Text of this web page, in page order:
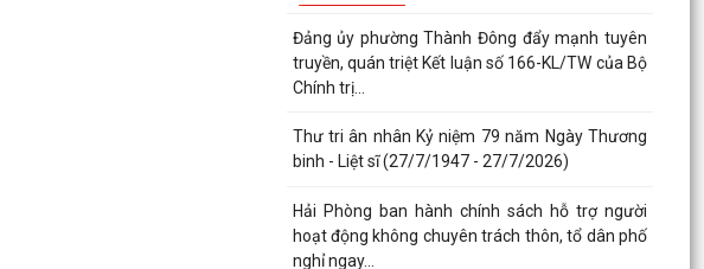
Đảng ủy phường Thành Đông đẩy mạnh tuyên
truyền, quán triệt Kết luận số 166-KL/TW của Bộ
Chính trị...
Thư tri ân nhân Kỷ niệm 79 năm Ngày Thương
binh - Liệt sĩ (27/7/1947 - 27/7/2026)
Hải Phòng ban hành chính sách hỗ trợ người
hoạt động không chuyên trách thôn, tổ dân phố
nghỉ ngay...